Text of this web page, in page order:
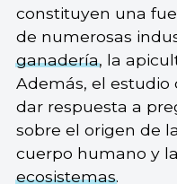
constituyen una
de numerosas
ganadería, la
Además, el
dar respuesta a
sobre el origen de
cuerpo humano y
ecosistemas.